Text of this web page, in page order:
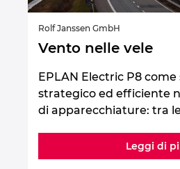
Rolf Janssen GmbH
Vento nelle vele
EPLAN Electric P8
strategico ed efficiente
di apparecchiature: tra
Leggi di
Switzerland
Thailand
Ukraine